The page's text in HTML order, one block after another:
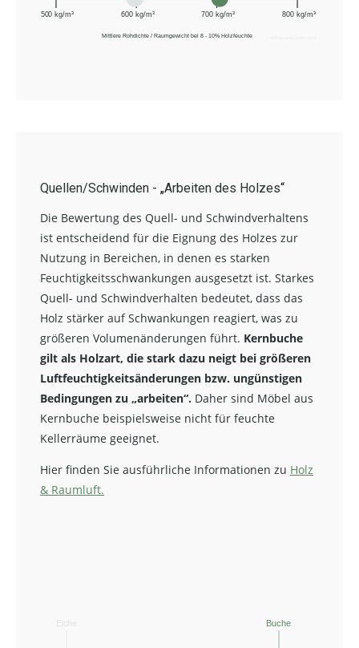
Quellen/Schwinden - „Arbeiten des Holzes“
Die Bewertung des Quell- und Schwindverhaltens
ist entscheidend für die Eignung des Holzes zur
Nutzung in Bereichen, in denen es starken
Feuchtigkeitsschwankungen ausgesetzt ist. Starkes
Quell- und Schwindverhalten bedeutet, dass das
Holz stärker auf Schwankungen reagiert, was zu
größeren Volumenänderungen führt. Kernbuche
gilt als Holzart, die stark dazu neigt bei größeren
Luftfeuchtigkeitsänderungen bzw. ungünstigen
Bedingungen zu „arbeiten“. Daher sind Möbel aus
Kernbuche beispielsweise nicht für feuchte
Kellerräume geeignet.
Hier finden Sie ausführliche Informationen zu Holz
& Raumluft.